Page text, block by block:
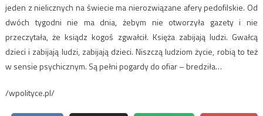
jeden z nielicznych na świecie ma nierozwiązane afery pedofilskie. Od
dwóch tygodni nie ma dnia, żebym nie otworzyła gazety i nie
przeczytała, że ksiądz kogoś zgwałcił. Księża zabijają ludzi. Gwałcą
dzieci i zabijają ludzi, zabijają dzieci. Niszczą ludziom życie, robią to też
w sensie psychicznym. Są pełni pogardy do ofiar – bredziła…
/wpolityce.pl/